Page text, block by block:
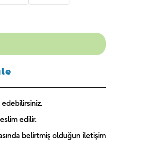
edilir.
belirtmiş olduğun iletişim